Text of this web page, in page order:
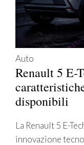
Auto
Renault 5 E-
disponibili
La Renault 5 E-
innovazione